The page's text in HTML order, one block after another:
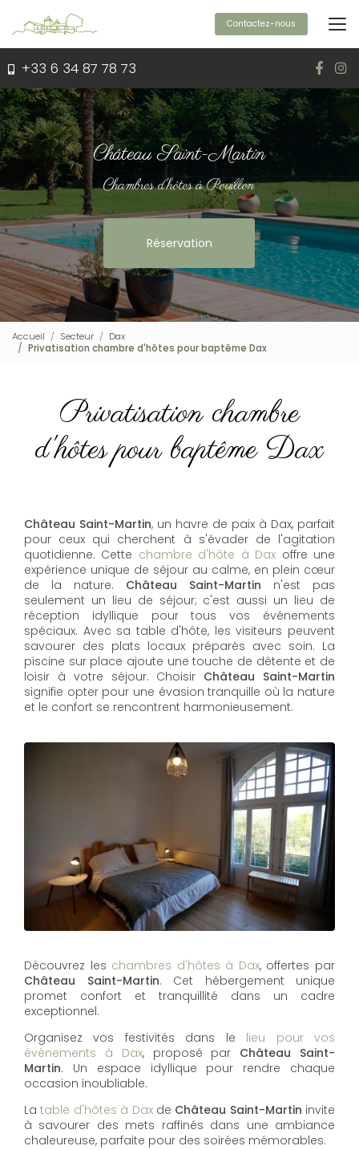
contenu
principal
+33 6 34 87 78 73
Contactez-nous
Château Saint-Martin
Chambres d'hôtes à Pouillon
Réservation
Accueil Secteur
Dax
Privatisation chambre d'hôtes pour baptême Dax
Privatisation chambre
d'hôtes pour baptême Dax
Château Saint-Martin, un havre de paix à Dax, parfait
pour ceux qui cherchent à s'évader de l'agitation
quotidienne. Cette chambre d'hôte à Dax offre une
expérience unique de séjour au calme, en plein cœur
de la nature. Château Saint-Martin n'est pas
seulement un lieu de séjour; c'est aussi un lieu de
réception idyllique pour tous vos événements
spéciaux. Avec sa table d'hôte, les visiteurs peuvent
savourer des plats locaux préparés avec soin. La
piscine sur place ajoute une touche de détente et de
loisir à votre séjour. Choisir Château Saint-Martin
signifie opter pour une évasion tranquille où la nature
et le confort se rencontrent harmonieusement.
Découvrez les chambres d'hôtes à Dax, offertes par
Château Saint-Martin. Cet hébergement unique
promet confort et tranquillité dans un cadre
exceptionnel.
Organisez vos festivités dans le lieu pour vos
évènements à Dax, proposé par Château Saint-
Martin. Un espace idyllique pour rendre chaque
occasion inoubliable.
Latable d'hôtes à Daxde Château Saint-Martin invite
à savourer des mets raffinés dans une ambiance
chaleureuse, parfaite pour des soirées mémorables.